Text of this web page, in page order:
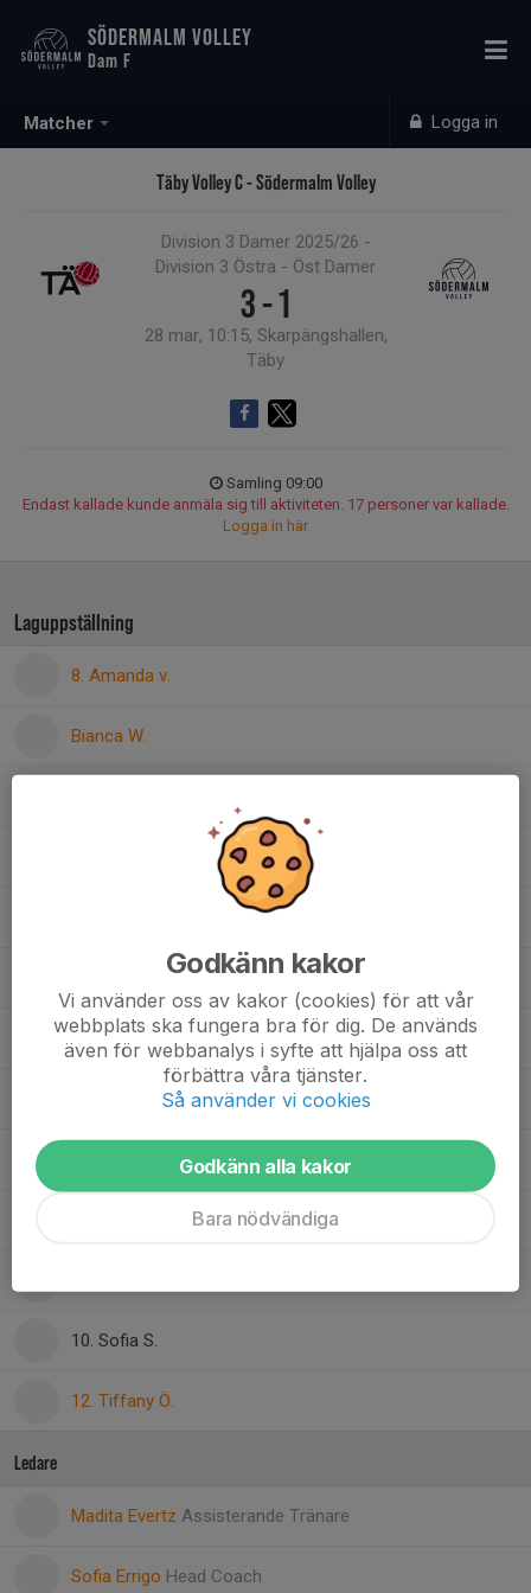
Matcher Logga in
SÖDERMALM VOLLEY
Dam F
Täby Volley C - Södermalm Volley
Division 3 Damer 2025/26 -
Division 3 Östra - Öst Damer
3 - 1
28 mar, 10:15, Skarpängshallen,
Täby
Samling 09:00
Endast kallade kunde anmäla sig till aktiviteten. 17 personer var kallade.
Logga in här
Laguppställning
8. Amanda v.
Bianca W.
29. Inez H.
3. Jeneydi Ainara A.
10. Sofia S.
12. Tiffany Ö.
Ledare
Madita Evertz Assisterande Tränare
Sofia Errigo Head Coach
Godkänn kakor
Vi använder oss av kakor (cookies) för att vår
webbplats ska fungera bra för dig. De används
även för webbanalys i syfte att hjälpa oss att
förbättra våra tjänster.
Så använder vi cookies
Godkänn alla kakor
Bara nödvändiga